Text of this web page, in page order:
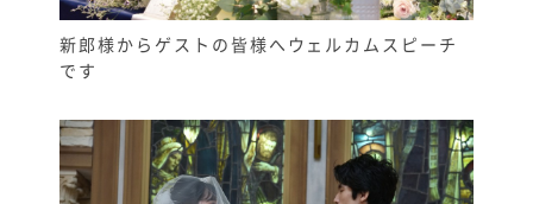
新郎様からゲストの皆様へウェルカムスピーチ
です